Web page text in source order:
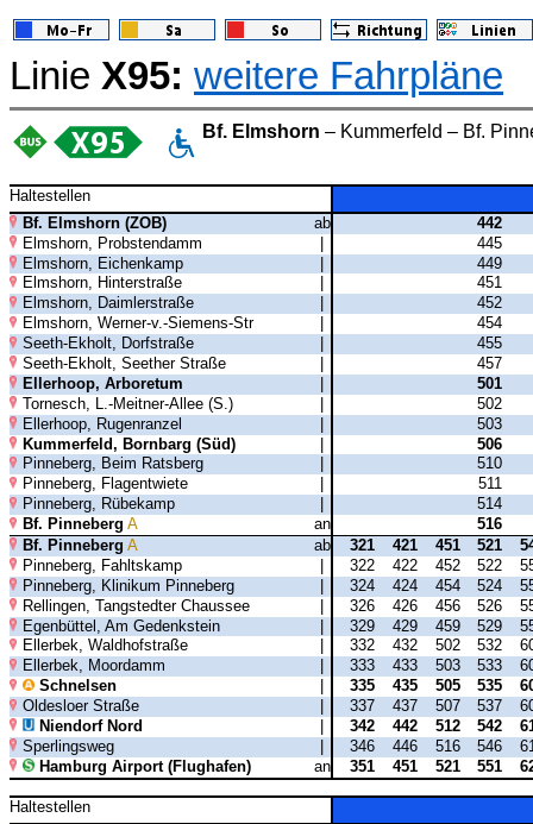
Linie X95: weitere Fahrpläne
Bf. Elmshorn – Kummerfeld – Bf.
Haltestellen
Bf. Elmshorn (ZOB)
ab
442
Elmshorn, Probstendamm
|
445
Elmshorn, Eichenkamp
|
449
Elmshorn, Hinterstraße
451
Elmshorn, Daimlerstraße
452
Elmshorn, Werner-v.-Siemens-Str
454
Seeth-Ekholt, Dorfstraße
455
Seeth-Ekholt, Seether Straße
457
Ellerhoop, Arboretum
501
Tornesch, L.-Meitner-Allee (S.)
502
Ellerhoop, Rugenranzel
|
503
Kummerfeld, Bornbarg (Süd)
|
506
Pinneberg, Beim Ratsberg
510
Pinneberg, Flagentwiete
511
Pinneberg, Rübekamp
514
Bf. Pinneberg A an
516
Bf. Pinneberg A ab 321 421 451 521
Pinneberg, Fahltskamp
322 422 452 522
Pinneberg, Klinikum Pinneberg
324 424 454 524
Rellingen, Tangstedter Chaussee
| 326 426 456 526
Egenbüttel, Am Gedenkstein
| 329 429 459 529
Ellerbek, Waldhofstraße
332 432 502 532
Ellerbek, Moordamm
333 433 503 533
Schnelsen
335 435 505 535
Oldesloer Straße
337 437 507 537
Niendorf Nord
342 442 512 542
Sperlingsweg
346 446 516 546
Hamburg Airport (Flughafen)
an 351 451 521 551
Haltestellen